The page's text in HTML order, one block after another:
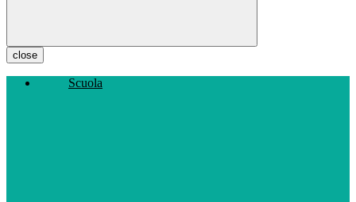
close
Scuola